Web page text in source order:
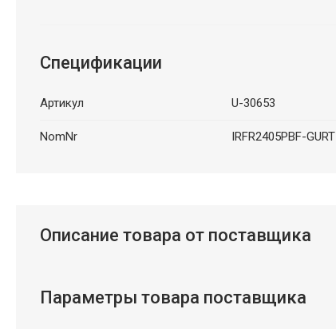
Спецификации
Артикул U-30653
NomNr IRFR2405PBF-GURT
Описание товара от поставщика
Параметры товара поставщика